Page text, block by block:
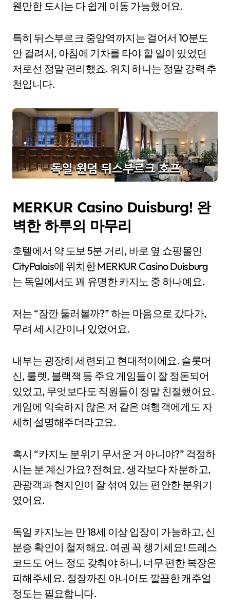
웬만한 도시는 다 쉽게 이동 가능했어요.
특히 뒤스부르크 중앙역까지는 걸어서 10분도
안 걸려서, 아침에 기차를 타야 할 일이 있었던
저로선 정말 편리했죠. 위치 하나는 정말 강력 추
천입니다.
MERKUR Casino Duisburg! 완
벽한 하루의 마무리
호텔에서 약 도보 5분 거리, 바로 옆 쇼핑몰인
CityPalais에 위치한 MERKUR Casino Duisburg
는 독일에서도 꽤 유명한 카지노 중 하나예요.
저는 “잠깐 둘러볼까?” 하는 마음으로 갔다가,
무려 세 시간이나 있었어요.
내부는 굉장히 세련되고 현대적이에요. 슬롯머
신, 룰렛, 블랙잭 등 주요 게임들이 잘 정돈되어
있었고, 무엇보다도 직원들이 정말 친절했어요.
게임에 익숙하지 않은 저 같은 여행객에게도 자
세히 설명해주더라고요.
혹시 “카지노 분위기 무서운 거 아니야?” 걱정하
시는 분 계신가요? 전혀요. 생각보다 차분하고,
관광객과 현지인이 잘 섞여 있는 편안한 분위기
였어요.
독일 카지노는 만 18세 이상 입장이 가능하고, 신
분증 확인이 철저해요. 여권 꼭 챙기세요! 드레스
코드도 어느 정도 갖춰야 하니, 너무 편한 복장은
피해주세요. 정장까진 아니어도 깔끔한 캐주얼
정도는 필요합니다.